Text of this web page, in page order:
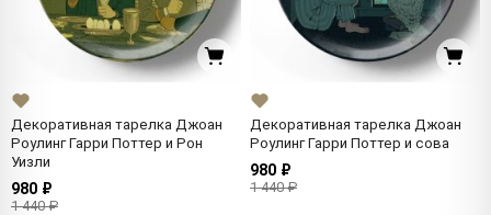
Декоративная тарелка Джоан
Роулинг Гарри Поттер и Рон
Уизли
980 ₽
1 440 ₽
Декоративная тарелка Джоан
Роулинг Гарри Поттер и сова
980 ₽
1 440 ₽